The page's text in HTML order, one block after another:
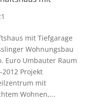
mit Tiefgarage
Wohnungsbau
Euro Umbauter Raum
2012 Projekt
mit
Wohnen,...